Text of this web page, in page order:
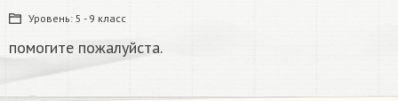
Уровень: 5 - 9 класс
помогите пожалуйста.